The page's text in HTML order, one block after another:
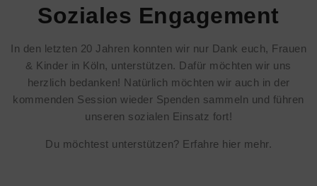
Soziales Engagement
In den letzten 20 Jahren konnten wir nur Dank euch, Frauen
& Kinder in Köln, unterstützen. Dafür möchten wir uns
herzlich bedanken! Natürlich möchten wir auch in der
kommenden Session wieder Spenden sammeln und führen
unseren sozialen Einsatz fort!
Du möchtest unterstützen? Erfahre hier mehr.